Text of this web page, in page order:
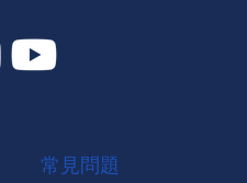
常見問題